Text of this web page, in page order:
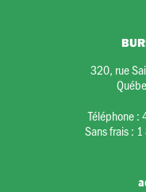
320, rue
Téléphone :
Sans frais :